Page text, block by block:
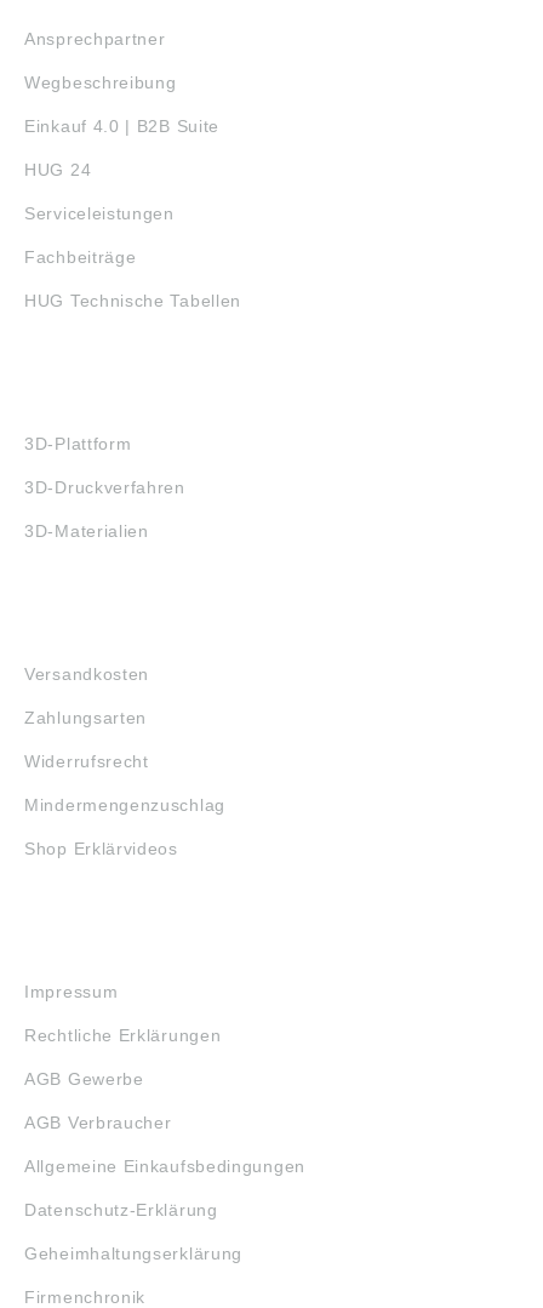
Ansprechpartner
Wegbeschreibung
Einkauf 4.0 | B2B Suite
HUG 24
Serviceleistungen
Fachbeiträge
HUG Technische Tabellen
3D-Plattform
3D-Druckverfahren
3D-Materialien
Versandkosten
Zahlungsarten
Widerrufsrecht
Mindermengenzuschlag
Shop Erklärvideos
Impressum
Rechtliche Erklärungen
AGB Gewerbe
AGB Verbraucher
Allgemeine Einkaufsbedingungen
Datenschutz-Erklärung
Geheimhaltungserklärung
Firmenchronik